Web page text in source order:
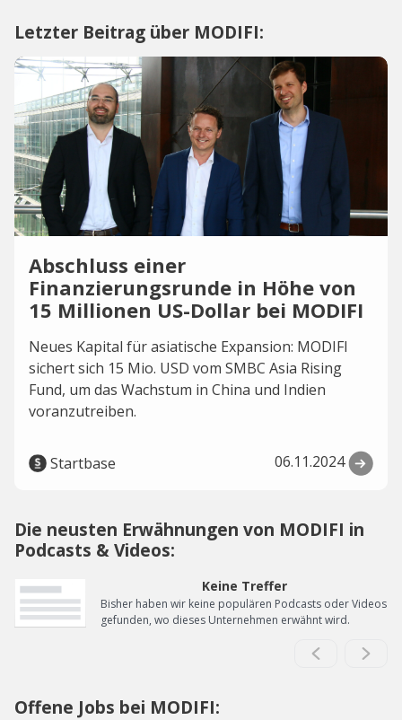
Letzter Beitrag über MODIFI:
Abschluss einer
Finanzierungsrunde in Höhe von
15 Millionen US-Dollar bei MODIFI
Neues Kapital für asiatische Expansion: MODIFI
sichert sich 15 Mio. USD vom SMBC Asia Rising
Fund, um das Wachstum in China und Indien
voranzutreiben.
Startbase 06.11.2024
Die neusten Erwähnungen von MODIFI in
Podcasts & Videos:
Keine Treffer
Bisher haben wir keine populären Podcasts oder Videos
gefunden, wo dieses Unternehmen erwähnt wird.
Offene Jobs bei MODIFI: